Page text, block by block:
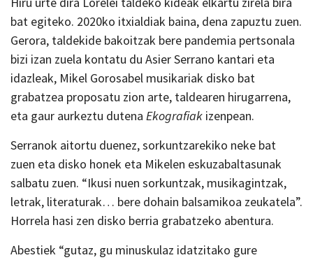
bat egiteko. 2020ko itxialdiak baina, dena zapuztu zuen.
Gerora, taldekide bakoitzak bere pandemia pertsonala
bizi izan zuela kontatu du Asier Serrano kantari eta
idazleak, Mikel Gorosabel musikariak disko bat
grabatzea proposatu zion arte, taldearen hirugarrena,
eta gaur aurkeztu dutena Ekografiak izenpean.
Serranok aitortu duenez, sorkuntzarekiko neke bat
zuen eta disko honek eta Mikelen eskuzabaltasunak
salbatu zuen. “Ikusi nuen sorkuntzak, musikagintzak,
letrak, literaturak… bere dohain balsamikoa zeukatela”.
Horrela hasi zen disko berria grabatzeko abentura.
Abestiek “gutaz, gu minuskulaz idatzitako gure